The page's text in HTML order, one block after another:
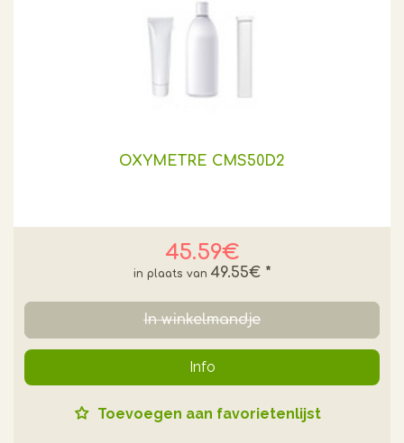
OXYMETRE CMS50D2
45.59€
49.55€ *
In winkelmandje
Info
Toevoegen aan favorietenlijst